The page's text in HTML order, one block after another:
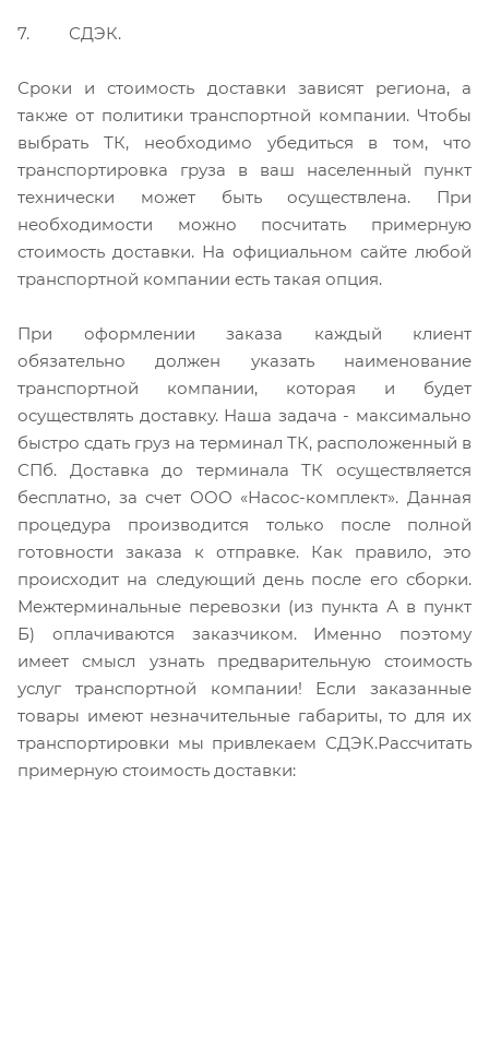
7. СДЭК.
Сроки и стоимость доставки зависят региона, а
также от политики транспортной компании. Чтобы
выбрать ТК, необходимо убедиться в том, что
транспортировка груза в ваш населенный пункт
технически может быть осуществлена. При
необходимости можно посчитать примерную
стоимость доставки. На официальном сайте любой
транспортной компании есть такая опция.
При оформлении заказа каждый клиент
обязательно должен указать наименование
транспортной компании, которая и будет
осуществлять доставку. Наша задача - максимально
быстро сдать груз на терминал ТК, расположенный в
СПб. Доставка до терминала ТК осуществляется
бесплатно, за счет ООО «Насос-комплект». Данная
процедура производится только после полной
готовности заказа к отправке. Как правило, это
происходит на следующий день после его сборки.
Межтерминальные перевозки (из пункта А в пункт
Б) оплачиваются заказчиком. Именно поэтому
имеет смысл узнать предварительную стоимость
услуг транспортной компании! Если заказанные
товары имеют незначительные габариты, то для их
транспортировки мы привлекаем СДЭК.Рассчитать
примерную стоимость доставки: